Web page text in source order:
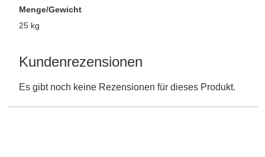
Menge/Gewicht
25 kg
Kundenrezensionen
Es gibt noch keine Rezensionen für dieses Produkt.